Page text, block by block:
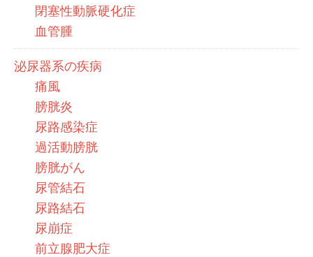
閉塞性動脈硬化症
血管腫
泌尿器系の疾病
痛風
膀胱炎
尿路感染症
過活動膀胱
膀胱がん
尿管結石
尿路結石
尿崩症
前立腺肥大症